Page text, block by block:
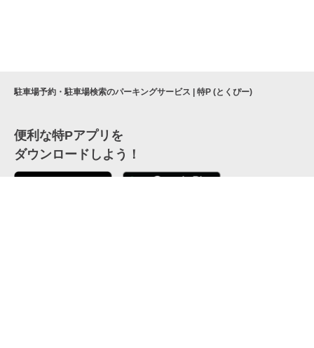
駐車場予約・駐車場検索のパーキングサービス | 特P (とくぴー)
便利な特Pアプリを
ダウンロードしよう！